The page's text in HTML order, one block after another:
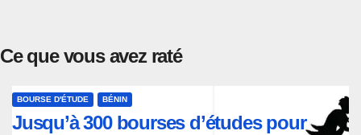
Ce que vous avez raté
BOURSE D'ÉTUDE BÉNIN
Jusqu’à 300 bourses d’études pour